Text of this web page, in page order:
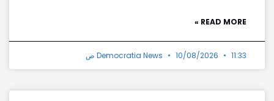
READ MORE »
Democratia News 10/08/2026 11:33 ص